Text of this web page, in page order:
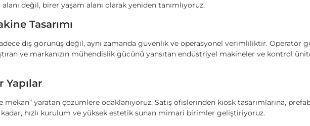
değil, birer yaşam alanı olarak yeniden tanımlıyoruz.
Tasarımı
dış görünüş değil, aynı zamanda güvenlik ve operasyonel verimliliktir. Operatör
ve markanızın mühendislik gücünü yansıtan endüstriyel makineler ve kontrol
mekan” yaratan çözümlere odaklanıyoruz. Satış ofislerinden kiosk tasarımlarına,
hızlı kurulum ve yüksek estetik sunan mimari birimler geliştiriyoruz.